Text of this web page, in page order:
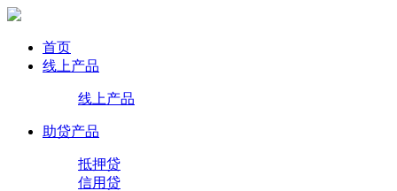
首页
线上产品
线上产品
助贷产品
抵押贷
信用贷